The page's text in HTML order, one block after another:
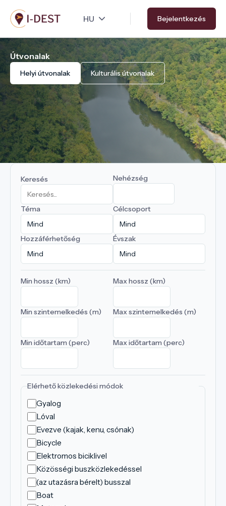
Ugrás
a
tartalomra
Bejelentkezés
Útvonalak
Helyi útvonalak Kulturális útvonalak
Keresés Nehézség
Téma Célcsoport
Hozzáférhetőség Évszak
Min hossz (km) Max hossz (km)
Min szintemelkedés (m) Max szintemelkedés (m)
Min időtartam (perc) Max időtartam (perc)
Elérhető közlekedési módok
Gyalog
Lóval
Evezve (kajak, kenu, csónak)
Bicycle
Elektromos biciklivel
Közösségi buszközlekedéssel
(az utazásra bérelt) busszal
Boat